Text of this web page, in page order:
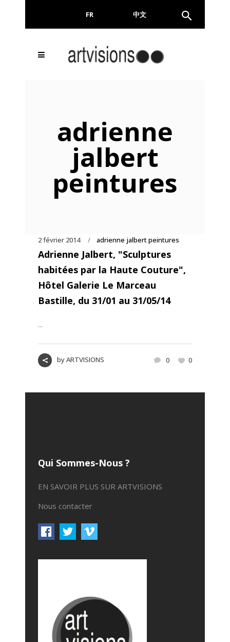
FR 中文
adrienne
jalbert
peintures
2 février 2014 adrienne jalbert peintures
Adrienne Jalbert, "Sculptures
habitées par la Haute Couture",
Hôtel Galerie Le Marceau
Bastille, du 31/01 au 31/05/14
...
byARTVISIONS 0 0
Qui Sommes-Nous ?
EN SAVOIR PLUS SUR ARTVISIONS
Nous contacter
En continuant, vous acceptez de nous communiquer
votre adresse email pour l’envoi de la Newsletter. En
aucun cas elle ne sera transmise à un tiers.